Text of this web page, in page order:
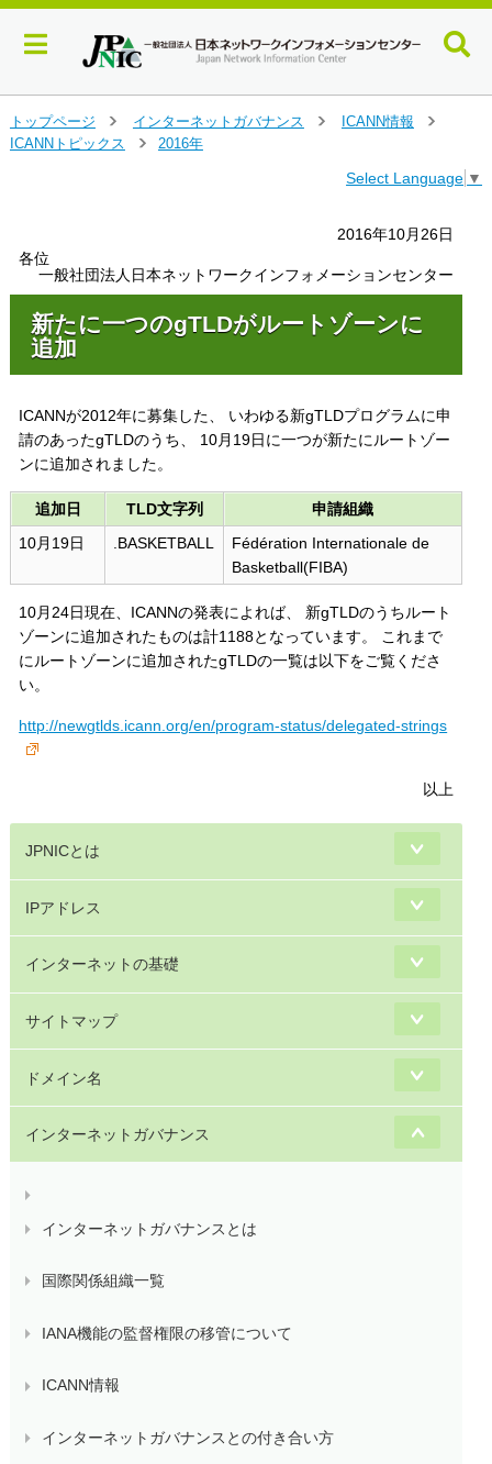
イ
へ
トップページ
＞
インターネットガバナンス
ICANN情報
ICANNトピックス
2016年
Select Language ▼
2016年10月26日
各位
一般社団法人日本ネットワークインフォメーションセンター
新たに一つのgTLDがルートゾーンに
追加
ICANNが2012年に募集した、 いわゆる新gTLDプログラムに申
請のあったgTLDのうち、 10月19日に一つが新たにルートゾー
ンに追加されました。
追加日 TLD文字列
申請組織
10月19日
.BASKETBALL
Fédération Internationale de
Basketball(FIBA)
10月24日現在、ICANNの発表によれば、 新gTLDのうちルート
ゾーンに追加されたものは計1188となっています。 これまで
にルートゾーンに追加されたgTLDの一覧は以下をご覧くださ
い。
http://newgtlds.icann.org/en/program-status/delegated-strings
以上
JPNICとは
IPアドレス
インターネットの基礎
サイトマップ
ドメイン名
インターネットガバナンス
インターネットガバナンスとは
国際関係組織一覧
IANA機能の監督権限の移管について
ICANN情報
インターネットガバナンスとの付き合い方